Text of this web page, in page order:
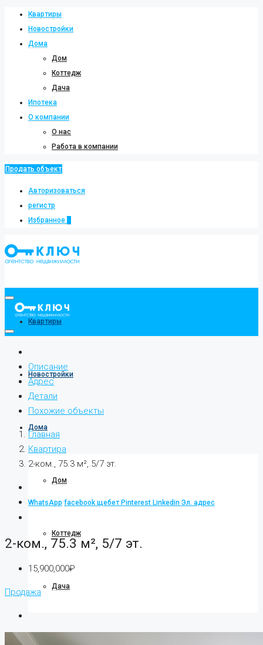
Квартиры
Новостройки
Дома
Дом
Коттедж
Дача
Ипотека
О компании
О нас
Работа в компании
Продать объект
Авторизоваться
регистр
Избранное
Квартиры
Новостройки
Дома
Дом
Коттедж
Дача
Ипотека
Описание
Адрес
Детали
Похожие объекты
Главная
Квартира
2-ком., 75.3 м², 5/7 эт.
WhatsApp facebook щебет Pinterest Linkedin Эл. адрес
2-ком., 75.3 м², 5/7 эт.
15,900,000₽
Продажа